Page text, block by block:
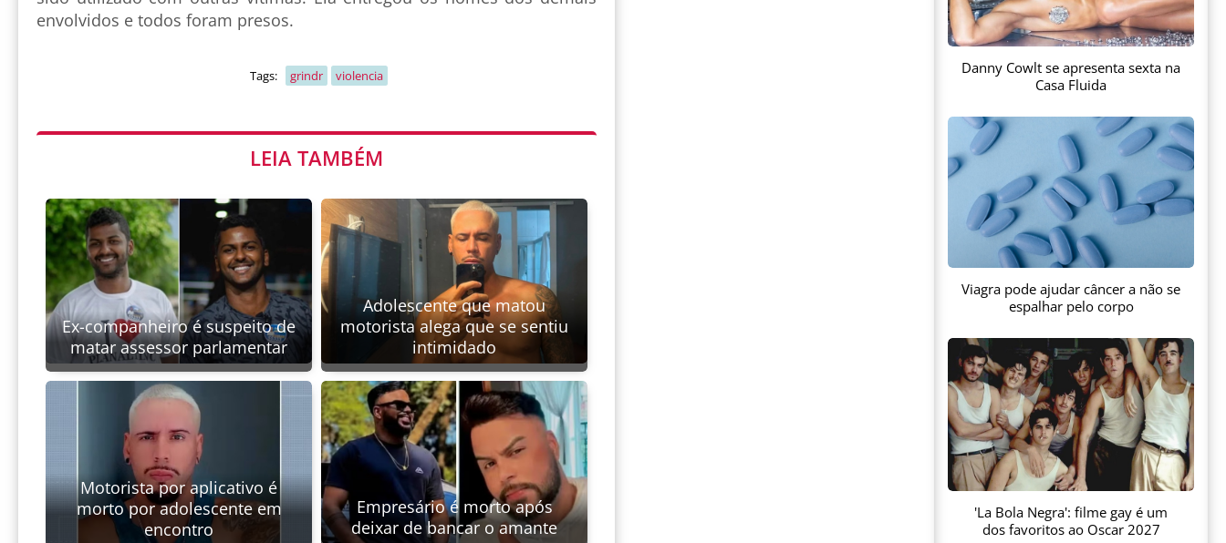
envolvidos e todos foram presos.
Tags: grindr violencia
LEIA TAMBÉM
Ex-companheiro é suspeito de
matar assessor parlamentar
Adolescente que matou
motorista alega que se sentiu
intimidado
Motorista por aplicativo é
morto por adolescente em
encontro
Empresário é morto após
deixar de bancar o amante
Danny Cowlt se apresenta sexta na
Casa Fluida
Viagra pode ajudar câncer a não se
espalhar pelo corpo
'La Bola Negra': filme gay é um
dos favoritos ao Oscar 2027